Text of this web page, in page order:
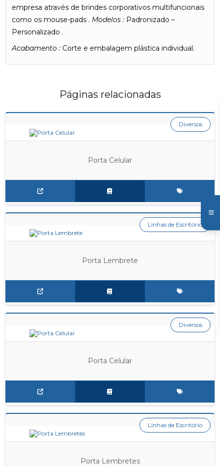
empresa através de brindes corporativos multifuncionais
como os mouse-pads . Modelos : Padronizado –
Personalizado .
Acabamento : Corte e embalagem plástica individual.
Páginas relacionadas
Porta Celular
Diversos
Porta Lembrete
Linhas de Escritório
Porta Celular
Diversos
Porta Lembretes
Linhas de Escritório